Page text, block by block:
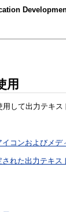
用
して出力テキ
コンおよびメデ
れた出力テキス